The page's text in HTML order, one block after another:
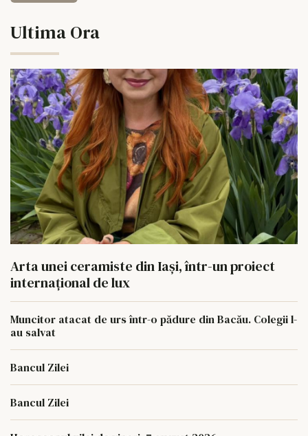
Ultima Ora
Arta unei ceramiste din Iași, într-un proiect
internațional de lux
Muncitor atacat de urs într-o pădure din Bacău. Colegii l-
au salvat
Bancul Zilei
Bancul Zilei